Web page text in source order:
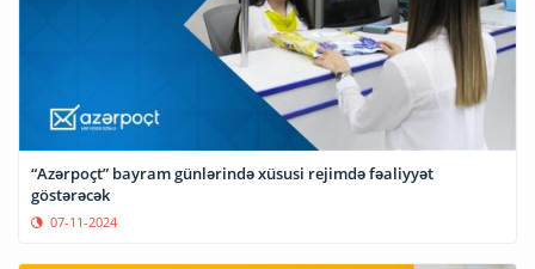
“Azərpoçt” bayram günlərində xüsusi rejimdə fəaliyyət
göstərəcək
07-11-2024